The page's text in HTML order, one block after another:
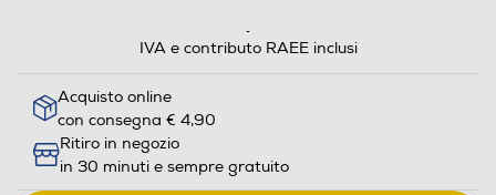
IVA e contributo RAEE inclusi
Acquisto online
con consegna € 4,90
Ritiro in negozio
in 30 minuti e sempre gratuito